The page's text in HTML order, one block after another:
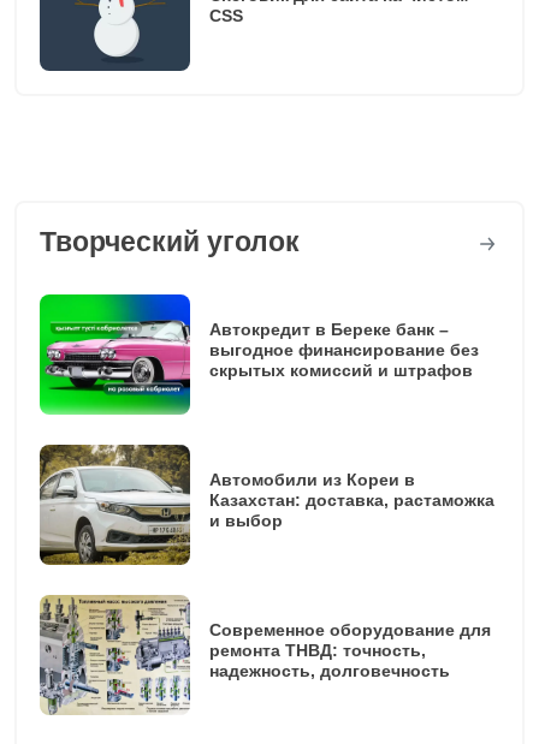
CSS
Творческий уголок
Автокредит в Береке банк –
выгодное финансирование без
скрытых комиссий и штрафов
Автомобили из Кореи в
Казахстан: доставка, растаможка
и выбор
Современное оборудование для
ремонта ТНВД: точность,
надежность, долговечность